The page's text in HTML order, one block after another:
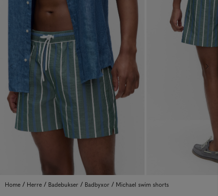
Home / Herre / Badebukser / Badbyxor / Michael swim shorts